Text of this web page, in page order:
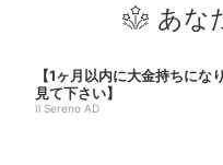
あな
【1ヶ月以内に大金持ちにな
見て下さい】
Il Sereno AD